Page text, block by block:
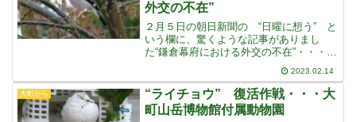
外交の不在”
２月５日の朝日新聞の “日曜に想う” と
いう欄に、驚くような記事がありまし
た“鎌倉幕府における外交の不在”・・・さ
すが朝日新聞という記事ですこれを書い
たのは “天声人語” を書いていた人なの
だそうですその内容は・・・(抜粋)『元寇
とも蒙古襲
2023.02.14
大町から
“ライチョウ” 復活作戦・・・大
町山岳博物館付属動物園